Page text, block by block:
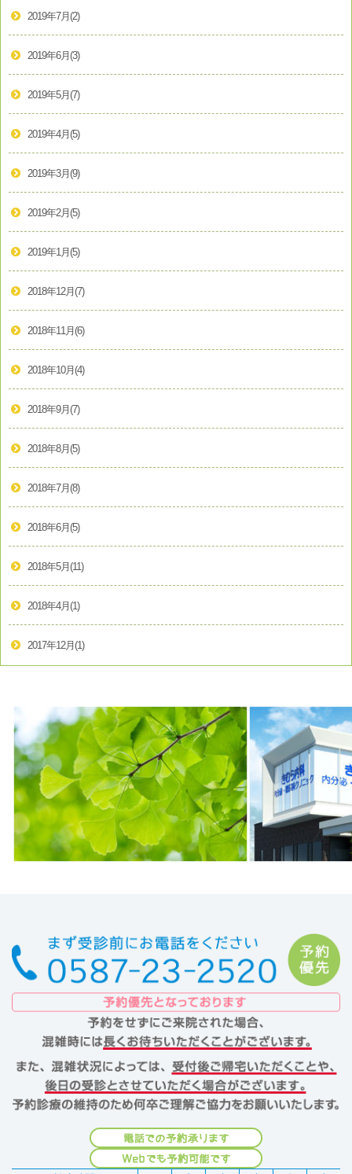
2019年7月 (2)
2019年6月 (3)
2019年5月 (7)
2019年4月 (5)
2019年3月 (9)
2019年2月 (5)
2019年1月 (5)
2018年12月 (7)
2018年11月 (6)
2018年10月 (4)
2018年9月 (7)
2018年8月 (5)
2018年7月 (8)
2018年6月 (5)
2018年5月 (11)
2018年4月 (1)
2017年12月 (1)